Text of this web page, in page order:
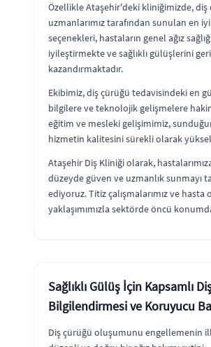
Özellikle Ataşehir'deki kliniğimizde, diş
uzmanlarımız tarafından sunulan en
seçenekleri, hastaların genel ağız
iyileştirmekte ve sağlıklı gülüşlerini geri
kazandırmaktadır.
Ekibimiz, diş çürüğü tedavisindeki en
bilgilere ve teknolojik gelişmelere
eğitim ve mesleki gelişimimiz,
hizmetin kalitesini sürekli olarak
Ataşehir Diş Kliniği olarak,
düzeyde güven ve uzmanlık sunmayı
ediyoruz. Titiz çalışmalarımız ve hasta
yaklaşımımızla sektörde öncü
Sağlıklı Gülüş İçin Kapsamlı
Bilgilendirmesi ve Koruyucu
Diş çürüğü oluşumunu engellemenin